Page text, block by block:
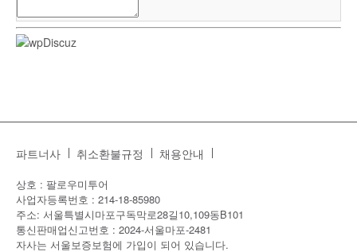
파트너사 취소환불규정 채용안내
상호 : 팔로우미투어
사업자등록번호 : 214-18-85980
주소: 서울특별시마포구독막로28길10,109동B101
통신판매업신고번호 : 2024-서울마포-2481
자사는 서울보증보험에 가입이 되어 있습니다.